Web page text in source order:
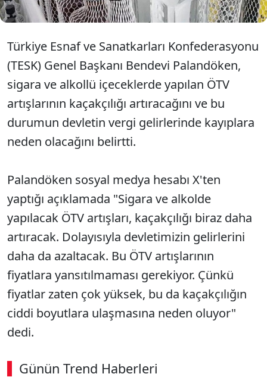
Türkiye Esnaf ve Sanatkarları Konfederasyonu
(TESK) Genel Başkanı Bendevi Palandöken,
sigara ve alkollü içeceklerde yapılan ÖTV
artışlarının kaçakçılığı artıracağını ve bu
durumun devletin vergi gelirlerinde kayıplara
neden olacağını belirtti.
Palandöken sosyal medya hesabı X'ten
yaptığı açıklamada "Sigara ve alkolde
yapılacak ÖTV artışları, kaçakçılığı biraz daha
artıracak. Dolayısıyla devletimizin gelirlerini
daha da azaltacak. Bu ÖTV artışlarının
fiyatlara yansıtılmaması gerekiyor. Çünkü
fiyatlar zaten çok yüksek, bu da kaçakçılığın
ciddi boyutlara ulaşmasına neden oluyor"
dedi.
Günün Trend Haberleri
00:02 / 08:15